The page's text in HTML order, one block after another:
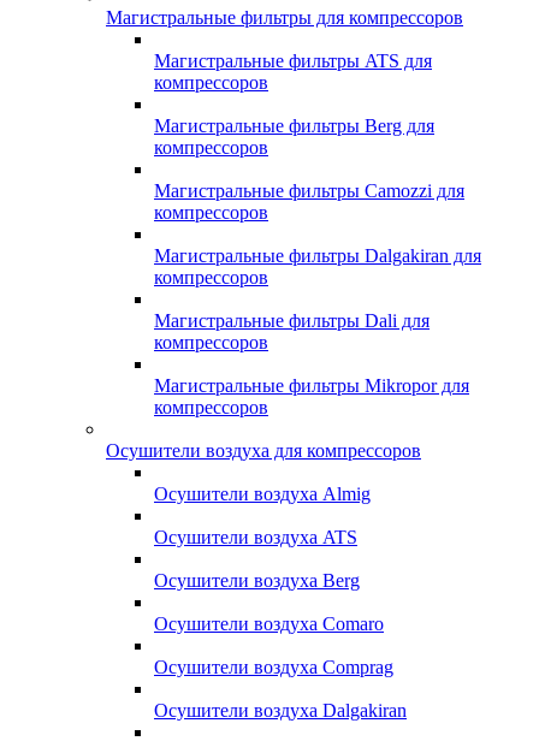
Магистральные фильтры для компрессоров
Магистральные фильтры ATS для
компрессоров
Магистральные фильтры Berg для
компрессоров
Магистральные фильтры Camozzi для
компрессоров
Магистральные фильтры Dalgakiran для
компрессоров
Магистральные фильтры Dali для
компрессоров
Магистральные фильтры Mikropor для
компрессоров
Осушители воздуха для компрессоров
Осушители воздуха Almig
Осушители воздуха ATS
Осушители воздуха Berg
Осушители воздуха Comaro
Осушители воздуха Comprag
Осушители воздуха Dalgakiran